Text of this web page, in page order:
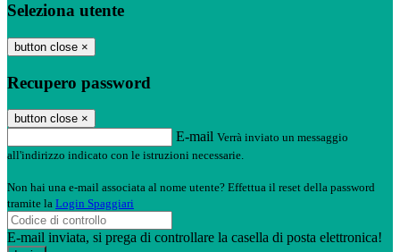
Seleziona utente
button close ×
Recupero password
button close ×
E-mail Verrà inviato un messaggio
all'indirizzo indicato con le istruzioni necessarie.
Non hai una e-mail associata al nome utente? Effettua il reset della password
tramite la Login Spaggiari
E-mail inviata, si prega di controllare la casella di posta elettronica!